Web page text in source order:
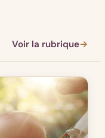
Voir la rubrique→